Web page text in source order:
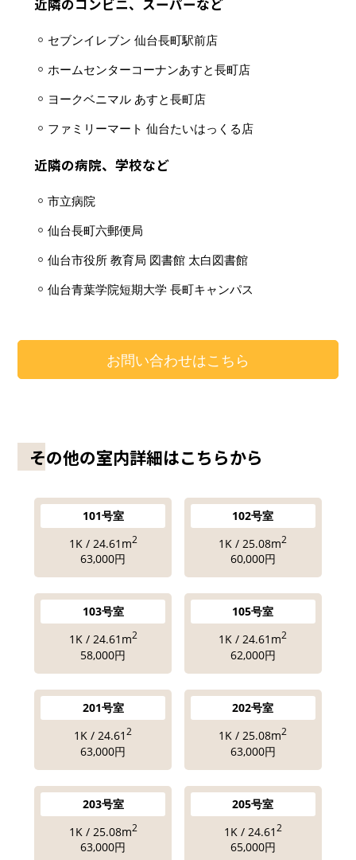
セブンイレブン 仙台長町駅前店
ホームセンターコーナンあすと長町店
ヨークベニマル あすと長町店
ファミリーマート 仙台たいはっくる店
近隣の病院、学校など
市立病院
仙台長町六郵便局
仙台市役所 教育局 図書館 太白図書館
仙台青葉学院短期大学 長町キャンパス
お問い合わせはこちら
その他の室内詳細はこちらから
101号室
1K / 24.61m2
63,000円
102号室
1K / 25.08m2
60,000円
103号室
1K / 24.61m2
58,000円
105号室
1K / 24.61m2
62,000円
201号室
1K / 24.612
63,000円
202号室
1K / 25.08m2
63,000円
203号室
1K / 25.08m2
63,000円
205号室
1K / 24.61 2
65,000円